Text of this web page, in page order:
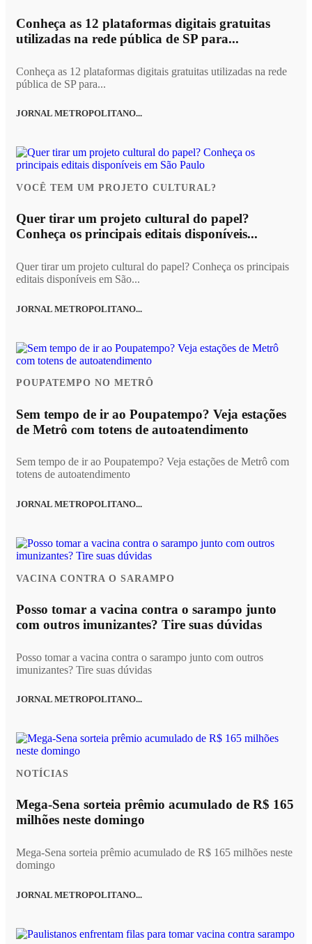
Conheça as 12 plataformas digitais gratuitas
utilizadas na rede pública de SP para...
Conheça as 12 plataformas digitais gratuitas utilizadas na rede
pública de SP para...
JORNAL METROPOLITANO...
VOCÊ TEM UM PROJETO CULTURAL?
Quer tirar um projeto cultural do papel?
Conheça os principais editais disponíveis...
Quer tirar um projeto cultural do papel? Conheça os principais
editais disponíveis em São...
JORNAL METROPOLITANO...
POUPATEMPO NO METRÔ
Sem tempo de ir ao Poupatempo? Veja estações
de Metrô com totens de autoatendimento
Sem tempo de ir ao Poupatempo? Veja estações de Metrô com
totens de autoatendimento
JORNAL METROPOLITANO...
VACINA CONTRA O SARAMPO
Posso tomar a vacina contra o sarampo junto
com outros imunizantes? Tire suas dúvidas
Posso tomar a vacina contra o sarampo junto com outros
imunizantes? Tire suas dúvidas
JORNAL METROPOLITANO...
NOTÍCIAS
Mega-Sena sorteia prêmio acumulado de R$ 165
milhões neste domingo
Mega-Sena sorteia prêmio acumulado de R$ 165 milhões neste
domingo
JORNAL METROPOLITANO...